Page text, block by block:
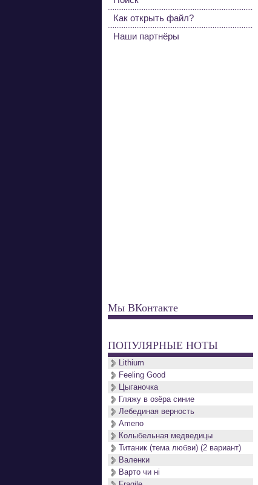
Как открыть файл?
Наши партнёры
Мы ВКонтакте
ПОПУЛЯРНЫЕ НОТЫ
Lithium
Feeling Good
Цыганочка
Гляжу в озёра синие
Лебединая верность
Ameno
Колыбельная медведицы
Титаник (тема любви) (2 вариант)
Валенки
Варто чи нi